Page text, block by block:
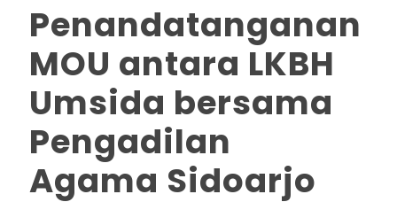
Penandatanganan
MOU antara LKBH
Umsida bersama
Pengadilan
Agama Sidoarjo